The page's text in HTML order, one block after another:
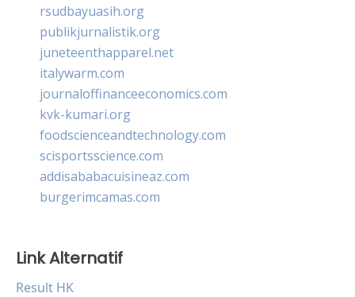
rsudbayuasih.org
publikjurnalistik.org
juneteenthapparel.net
italywarm.com
journaloffinanceeconomics.com
kvk-kumari.org
foodscienceandtechnology.com
scisportsscience.com
addisababacuisineaz.com
burgerimcamas.com
Link Alternatif
Result HK